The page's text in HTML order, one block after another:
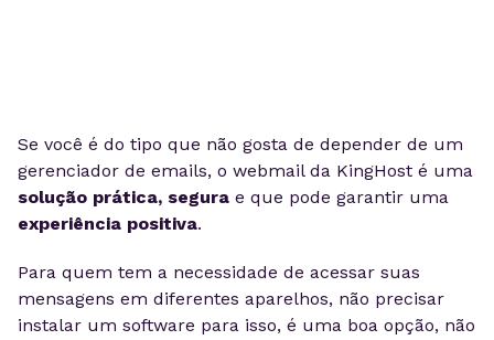
Se você é do tipo que não gosta de depender de um
gerenciador de emails, o webmail da KingHost é uma
solução prática, segura e que pode garantir uma
experiência positiva.
Para quem tem a necessidade de acessar suas
mensagens em diferentes aparelhos, não precisar
instalar um software para isso, é uma boa opção, não